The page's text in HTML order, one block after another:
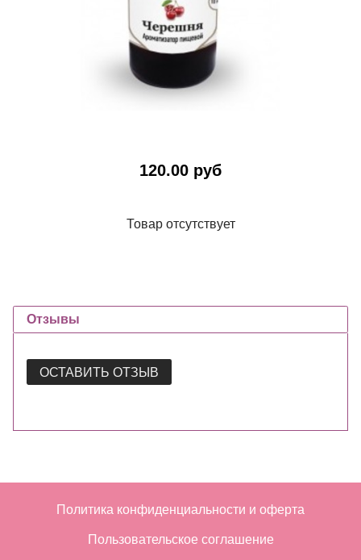
120.00 руб
Товар отсутствует
Отзывы
ОСТАВИТЬ ОТЗЫВ
Политика конфиденциальности и оферта
Пользовательское соглашение